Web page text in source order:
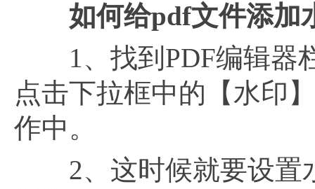
如何给pdf文件添加
1、找到PDF编辑器
点击下拉框中的【水印
作中。
2、这时候就要设置